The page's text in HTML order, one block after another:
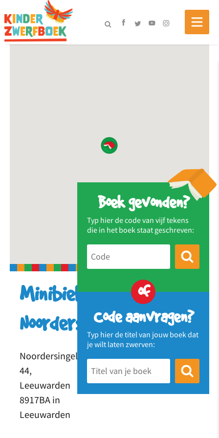
Boek gevonden?
Typ hier de code van vijf tekens
die in het boek staat geschreven:
of
Code aanvragen?
Typ hier de titel van jouw boek dat
je wilt laten zwerven:
Minibieb
Noordersingel
Noordersingel
44,
Leeuwarden
8917BA in
Leeuwarden